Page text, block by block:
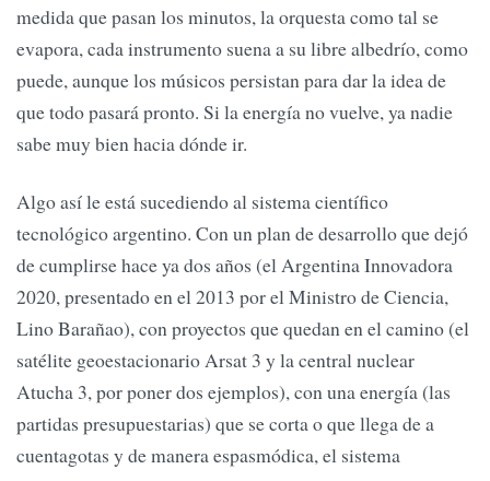
medida que pasan los minutos, la orquesta como tal se
evapora, cada instrumento suena a su libre albedrío, como
puede, aunque los músicos persistan para dar la idea de
que todo pasará pronto. Si la energía no vuelve, ya nadie
sabe muy bien hacia dónde ir.
Algo así le está sucediendo al sistema científico
tecnológico argentino. Con un plan de desarrollo que dejó
de cumplirse hace ya dos años (el Argentina Innovadora
2020, presentado en el 2013 por el Ministro de Ciencia,
Lino Barañao), con proyectos que quedan en el camino (el
satélite geoestacionario Arsat 3 y la central nuclear
Atucha 3, por poner dos ejemplos), con una energía (las
partidas presupuestarias) que se corta o que llega de a
cuentagotas y de manera espasmódica, el sistema